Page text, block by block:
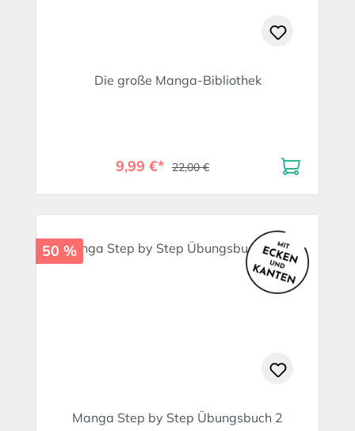
Die große Manga-Bibliothek
9,99 €* 22,00 €
50 %
Manga Step by Step Übungsbuch 2